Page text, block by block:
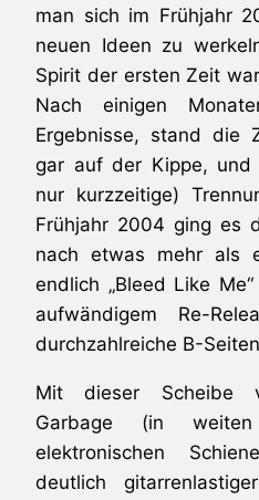
man sich im Frühjahr
neuen Ideen zu
Spirit der ersten Zeit
Nach einigen
Ergebnisse, stand die
gar auf der Kippe, und
nur kurzzeitige)
Frühjahr 2004 ging es
nach etwas mehr als
endlich „Bleed Like
aufwändigem Re-
durchzahlreiche B-
Mit dieser Scheibe
Garbage (in
elektronischen
deutlich